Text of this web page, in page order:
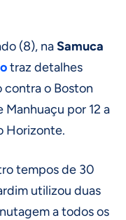
(8), naSamuca
traz detalhes
o Boston
por 12 a
Horizonte.
tempos de 30
utilizou duas
a todos os